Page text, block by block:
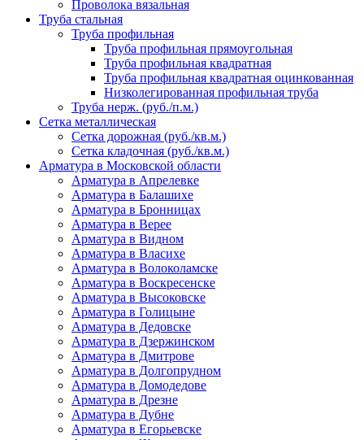
Проволока вязальная
Труба стальная
Труба профильная
Труба профильная прямоугольная
Труба профильная квадратная
Труба профильная квадратная оцинкованная
Низколегированная профильная труба
Труба нерж. (руб./п.м.)
Сетка металлическая
Сетка дорожная (руб./кв.м.)
Сетка кладочная (руб./кв.м.)
Арматура в Московской области
Арматура в Апрелевке
Арматура в Балашихе
Арматура в Бронницах
Арматура в Верее
Арматура в Видном
Арматура в Власихе
Арматура в Волоколамске
Арматура в Воскресенске
Арматура в Высоковске
Арматура в Голицыне
Арматура в Дедовске
Арматура в Дзержинском
Арматура в Дмитрове
Арматура в Долгопрудном
Арматура в Домодедове
Арматура в Дрезне
Арматура в Дубне
Арматура в Егорьевске